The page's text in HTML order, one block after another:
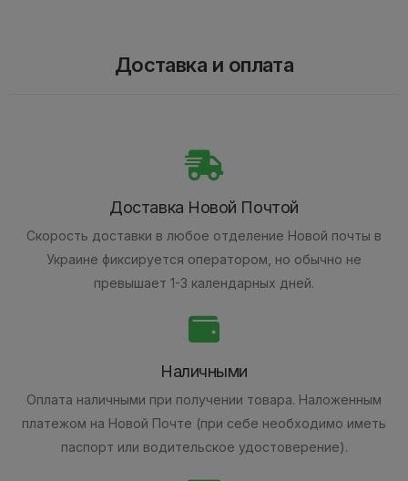
Доставка и оплата
Доставка Новой Почтой
Скорость доставки в любое отделение Новой почты в
Украине фиксируется оператором, но обычно не
превышает 1-3 календарных дней.
Наличными
Оплата наличными при получении товара. Наложенным
платежом на Новой Почте (при себе необходимо иметь
паспорт или водительское удостоверение).